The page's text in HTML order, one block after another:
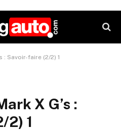
: Savoir-faire (2/2) 1
X G’s :
2) 1